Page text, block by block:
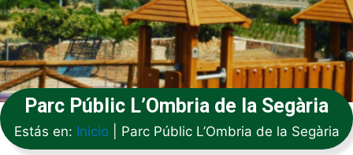
Parc Públic L’Ombria de la Segària
Estás en: Inicio| Parc Públic L’Ombria de la Segària